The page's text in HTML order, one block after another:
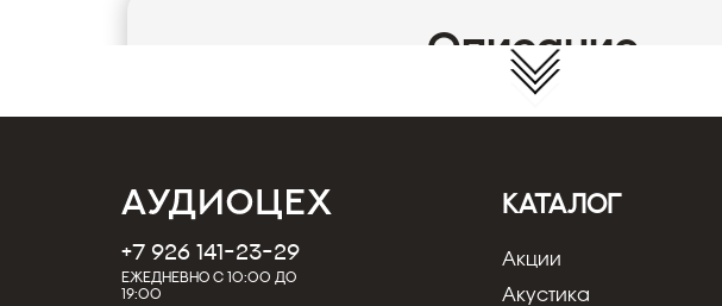
Описание
Speed With Ethernet и обладает высочайшей пропускной
основе конструкции лежат проводники из высококачественной
(OFC) с индивидуальным тройным экранированием витых пар и
общим экраном, надёжно защищающим сигнал от помех.
пространства кабеля хлопковой нитью повышает гибкость, для
+7 926 141-23-29
Ежедневно с 10:00 до
19:00
КАТАЛОГ
Акции
Акустика